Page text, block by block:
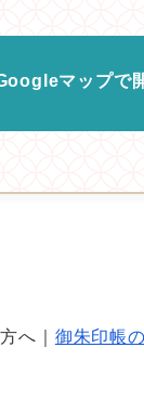
マップで
へ｜ 御朱印帳